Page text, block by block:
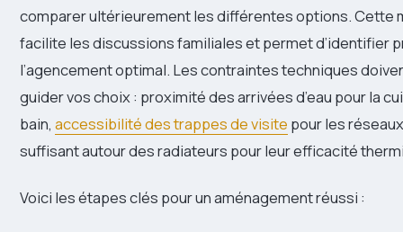
comparer ultérieurement les différentes options. Cette
facilite les discussions familiales et permet d’identifier
l’agencement optimal. Les contraintes techniques
guider vos choix : proximité des arrivées d’eau pour la
bain, accessibilité des trappes de visite pour les
suffisant autour des radiateurs pour leur efficacité
Voici les étapes clés pour un aménagement réussi :